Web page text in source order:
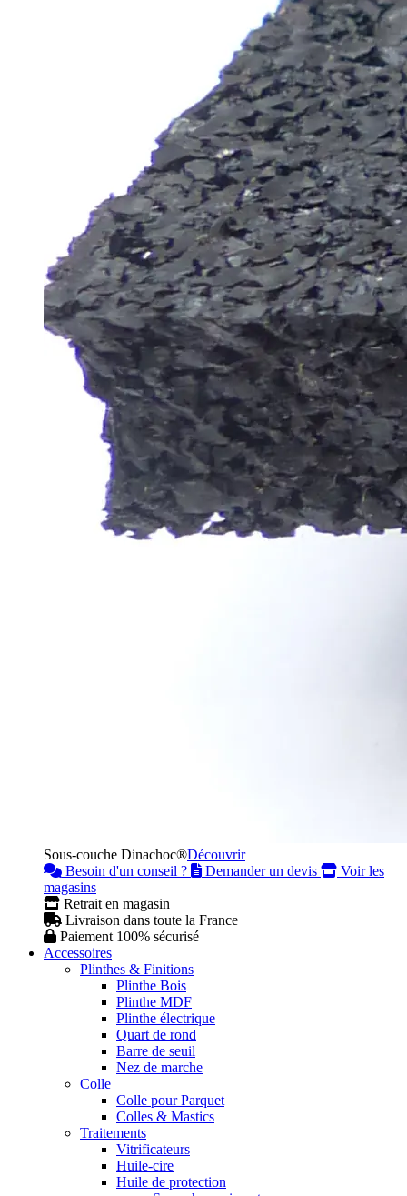
Sous-couche Dinachoc®Découvrir
Besoin d'un conseil ?
Demander un devis
Voir les
magasins
Retrait en magasin
Livraison dans toute la France
Paiement 100% sécurisé
Accessoires
Plinthes & Finitions
Plinthe Bois
Plinthe MDF
Plinthe électrique
Quart de rond
Barre de seuil
Nez de marche
Colle
Colle pour Parquet
Colles & Mastics
Traitements
Vitrificateurs
Huile-cire
Huile de protection